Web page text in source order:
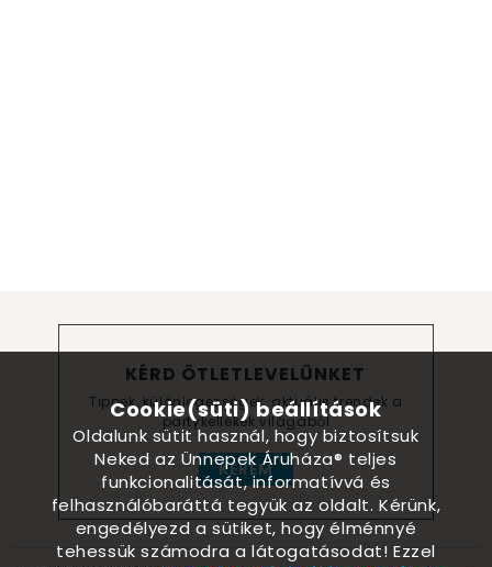
KÉRD ÖTLETLEVELÜNKET
Tippek, különlegességek, aktuális trendek a
partykellékek világából
KÉREM
Cookie(süti) beállítások
Oldalunk sütit használ, hogy biztosítsuk
Neked az Ünnepek Áruháza® teljes
funkcionalitását, informatívvá és
felhasználóbaráttá tegyük az oldalt. Kérünk,
engedélyezd a sütiket, hogy élménnyé
tehessük számodra a látogatásodat! Ezzel